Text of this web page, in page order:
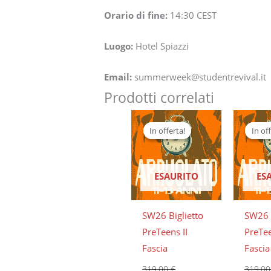
Orario di fine: 14:30 CEST
Luogo: Hotel Spiazzi
Email: summerweek@studentrevival.it
Prodotti correlati
In offerta!
ESAURITO
In offerta!
SW26 Biglietto
PreTeens II
Fascia
Il
prezzo
originale
era:
319,00 €.
Il
prezzo
attuale
è:
299,00 €.
In
In
Fascia
Il
prezzo
era: